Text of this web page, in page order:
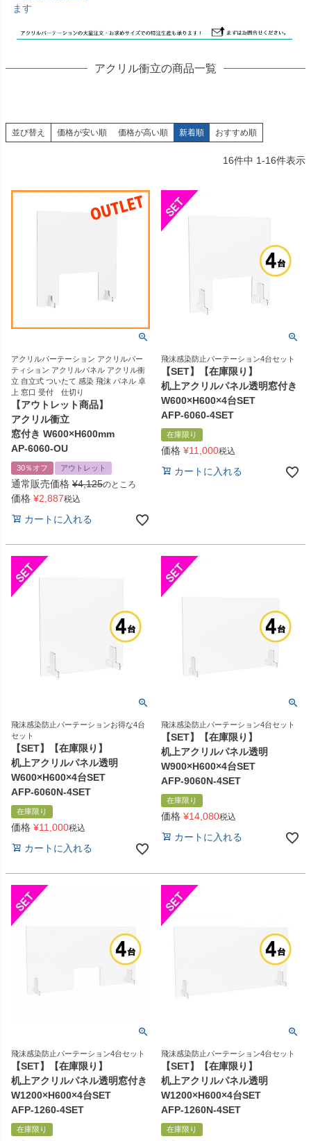
ます
アクリル衝立の商品一覧
並び替え 価格が安い順 価格が高い順 新着順 おすすめ順
16件中 1-16件表示
アクリルパーテーション アクリルパー
ティション アクリルパネル アクリル衝
立 自立式 ついたて 感染 飛沫 パネル 卓
上 窓口 受付 仕切り
【アウトレット商品】
アクリル衝立
窓付き W600×H600mm
AP-6060-OU
30％オフ アウトレット
通常販売価格 ¥4,125のところ
価格 ¥2,887税込
カートに入れる
飛沫感染防止パーテーション4台セット
【SET】【在庫限り】
机上アクリルパネル透明窓付き
W600×H600×4台SET
AFP-6060-4SET
在庫限り
価格 ¥11,000税込
カートに入れる
飛沫感染防止パーテーションお得な4台
セット
【SET】【在庫限り】
机上アクリルパネル透明
W600×H600×4台SET
AFP-6060N-4SET
在庫限り
価格 ¥11,000税込
カートに入れる
飛沫感染防止パーテーション4台セット
【SET】【在庫限り】
机上アクリルパネル透明
W900×H600×4台SET
AFP-9060N-4SET
在庫限り
価格 ¥14,080税込
カートに入れる
飛沫感染防止パーテーション4台セット
【SET】【在庫限り】
机上アクリルパネル透明窓付き
W1200×H600×4台SET
AFP-1260-4SET
在庫限り
飛沫感染防止パーテーション4台セット
【SET】【在庫限り】
机上アクリルパネル透明
W1200×H600×4台SET
AFP-1260N-4SET
在庫限り